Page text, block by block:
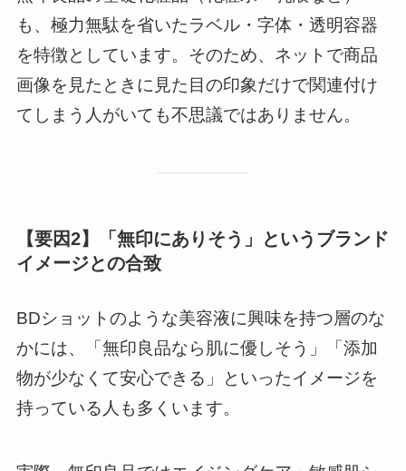
も、極力無駄を省いたラベル・字体・透明容器
を特徴としています。そのため、ネットで商品
画像を見たときに見た目の印象だけで関連付け
てしまう人がいても不思議ではありません。
【要因2】「無印にありそう」というブランド
イメージとの合致
BDショットのような美容液に興味を持つ層のな
かには、「無印良品なら肌に優しそう」「添加
物が少なくて安心できる」といったイメージを
持っている人も多くいます。